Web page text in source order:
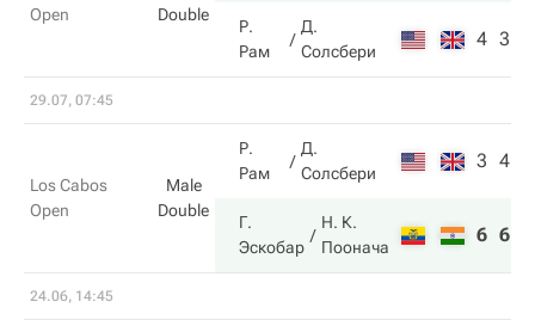
Open
Double
Р.
Рам
Д.
Солсбери
4 3
29.07, 07:45
Los Cabos
Open
Male
Double
Р.
Рам
Д.
Солсбери
3 4
Г.
Эскобар
Н. К.
Поонача
6 6
24.06, 14:45